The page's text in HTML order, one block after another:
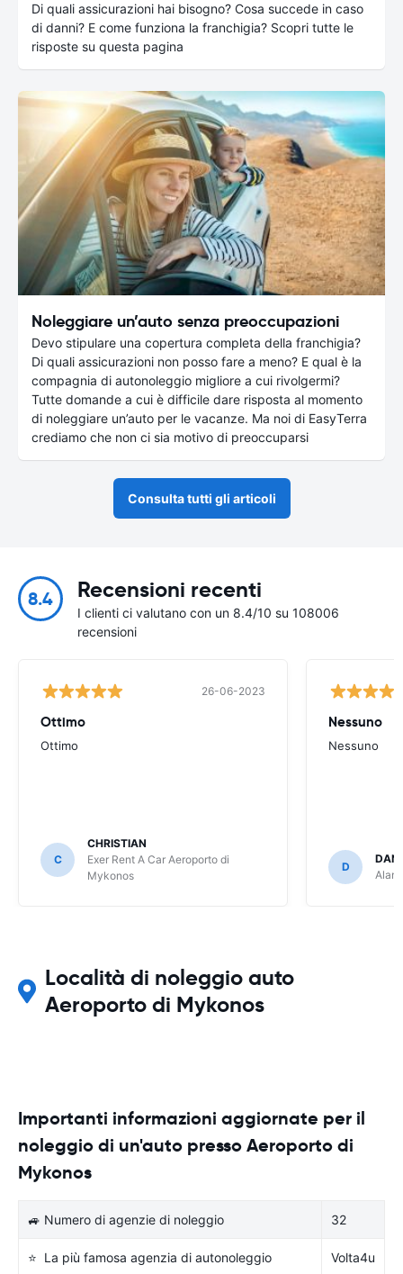
Di quali assicurazioni hai bisogno? Cosa succede in caso
di danni? E come funziona la franchigia? Scopri tutte le
risposte su questa pagina
Noleggiare un’auto senza preoccupazioni
Devo stipulare una copertura completa della franchigia?
Di quali assicurazioni non posso fare a meno? E qual è la
compagnia di autonoleggio migliore a cui rivolgermi?
Tutte domande a cui è difficile dare risposta al momento
di noleggiare un’auto per le vacanze. Ma noi di EasyTerra
crediamo che non ci sia motivo di preoccuparsi
Consulta tutti gli articoli
8.4 Recensioni recenti
I clienti ci valutano con un 8.4/10 su 108006
recensioni
26-06-2023
Ottimo
Ottimo
C
CHRISTIAN
Exer Rent A Car Aeroporto di
Mykonos
Nessuno
Nessuno
D
Località di noleggio auto
Aeroporto di Mykonos
Importanti informazioni aggiornate per il
noleggio di un'auto presso Aeroporto di
Mykonos
🚙 Numero di agenzie di noleggio 32
⭐ La più famosa agenzia di autonoleggio Volta4u